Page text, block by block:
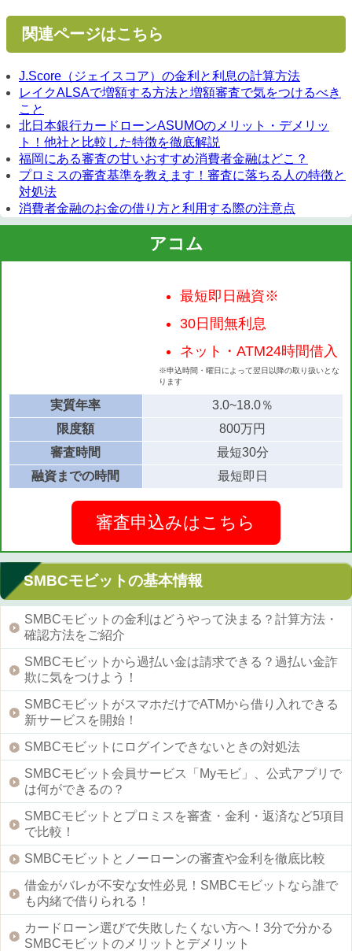
関連ページはこちら
J.Score（ジェイスコア）の金利と利息の計算方法
レイクALSAで増額する方法と増額審査で気をつけるべき
こと
北日本銀行カードローンASUMOのメリット・デメリッ
ト！他社と比較した特徴を徹底解説
福岡にある審査の甘いおすすめ消費者金融はどこ？
プロミスの審査基準を教えます！審査に落ちる人の特徴と
対処法
消費者金融のお金の借り方と利用する際の注意点
アコム
最短即日融資※
30日間無利息
ネット・ATM24時間借入
※申込時間・曜日によって翌日以降の取り扱いとな
ります
実質年率
3.0~18.0％
限度額
800万円
審査時間
最短30分
融資までの時間
最短即日
審査申込みはこちら
SMBCモビットの基本情報
SMBCモビットの金利はどうやって決まる？計算方法・
確認方法をご紹介
SMBCモビットから過払い金は請求できる？過払い金詐
欺に気をつけよう！
SMBCモビットがスマホだけでATMから借り入れできる
新サービスを開始！
SMBCモビットにログインできないときの対処法
SMBCモビット会員サービス「Myモビ」、公式アプリで
は何ができるの？
SMBCモビットとプロミスを審査・金利・返済など5項目
で比較！
SMBCモビットとノーローンの審査や金利を徹底比較
借金がバレが不安な女性必見！SMBCモビットなら誰で
も内緒で借りられる！
カードローン選びで失敗したくない方へ！3分で分かる
SMBCモビットのメリットとデメリット